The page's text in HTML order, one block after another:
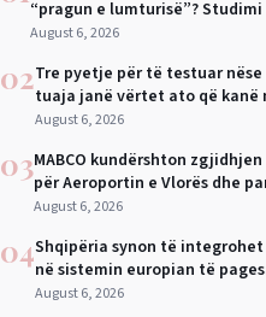
“pragun e lumturisë”?
në 28 mijë dollarë në vit
August 6, 2026
02Tre pyetje për të testuar
tuaja janë vërtet ato që kanë
rëndësi
August 6, 2026
03MABCO kundërshton
për Aeroportin e Vlorës dhe
arbitrazh ndërkombëtar
August 6, 2026
04Shqipëria synon të
në sistemin europian të
nëntor, Sejko: Kursime të
August 6, 2026